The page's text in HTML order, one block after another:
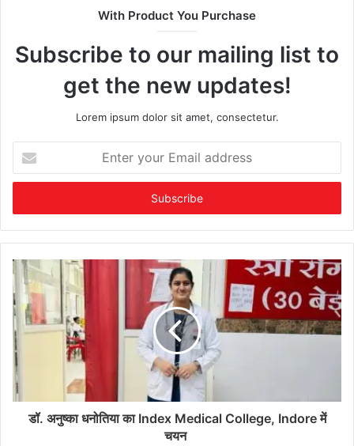
With Product You Purchase
Subscribe to our mailing list to
get the new updates!
Lorem ipsum dolor sit amet, consectetur.
your
Email
डॉ. अनुष्का धनोतिया का Index Medical College, Indore में
चयन